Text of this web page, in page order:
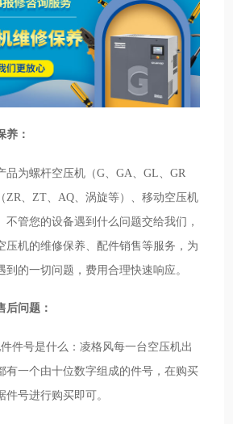
养：
品为螺杆空压机（G、GA、GL、GR
ZR、ZT、AQ、涡旋等）、移动空压机
不管您的设备遇到什么问题交给我们，
压机的维修保养、配件销售等服务，为
的一切问题，费用合理快速响应。
后问题：
件号是什么：凌格风每一台空压机出
有一个由十位数字组成的件号，在购买
号进行购买即可。